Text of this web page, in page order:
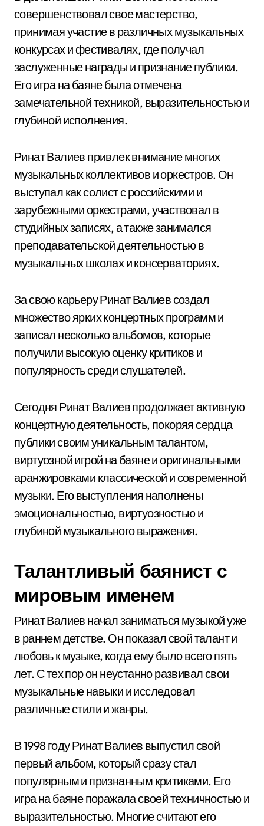
совершенствовал свое мастерство,
принимая участие в различных музыкальных
конкурсах и фестивалях, где получал
заслуженные награды и признание публики.
Его игра на баяне была отмечена
замечательной техникой, выразительностью и
глубиной исполнения.
Ринат Валиев привлек внимание многих
музыкальных коллективов и оркестров. Он
выступал как солист с российскими и
зарубежными оркестрами, участвовал в
студийных записях, а также занимался
преподавательской деятельностью в
музыкальных школах и консерваториях.
За свою карьеру Ринат Валиев создал
множество ярких концертных программ и
записал несколько альбомов, которые
получили высокую оценку критиков и
популярность среди слушателей.
Сегодня Ринат Валиев продолжает активную
концертную деятельность, покоряя сердца
публики своим уникальным талантом,
виртуозной игрой на баяне и оригинальными
аранжировками классической и современной
музыки. Его выступления наполнены
эмоциональностью, виртуозностью и
глубиной музыкального выражения.
Талантливый баянист с
мировым именем
Ринат Валиев начал заниматься музыкой уже
в раннем детстве. Он показал свой талант и
любовь к музыке, когда ему было всего пять
лет. С тех пор он неустанно развивал свои
музыкальные навыки и исследовал
различные стили и жанры.
В 1998 году Ринат Валиев выпустил свой
первый альбом, который сразу стал
популярным и признанным критиками. Его
игра на баяне поражала своей техничностью и
выразительностью. Многие считают его